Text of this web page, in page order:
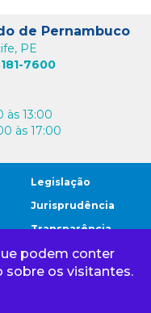
de Pernambuco
PE
7600
às 13:00
às 17:00
Legislação
Jurisprudência
Transparência
Comunidade
TCE
podem conter
os visitantes.